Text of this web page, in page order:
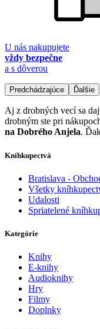
U nás nakupujete
vždy bezpečne
a s dôverou
Predchádzajúce Ďalšie
Aj z drobných vecí sa
drobným ste pri
na Dobrého Anjela.
Kníhkupectvá
Bratislava -
Všetky
Udalosti
Spriatelené
Kategórie
Knihy
E-knihy
Audioknihy
Hry
Filmy
Doplnky